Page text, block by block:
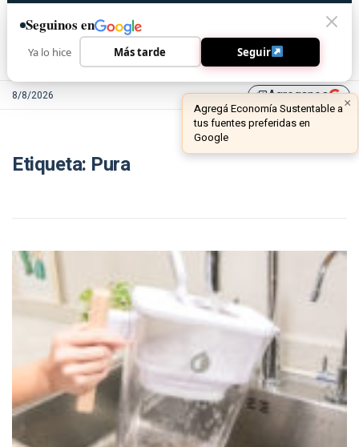
8/8/2026 library_addAgreganos ×
Agregá Economía Sustentable a
tus fuentes preferidas en
Google
Etiqueta: Pura
Seguinos en
Ya lo hice Más tarde Seguir